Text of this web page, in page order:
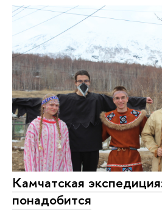
Камчатская
понадобится